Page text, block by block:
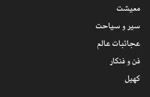
معیشت
سیر و سیاحت
عجائبات عالم
فن و فنکار
کھیل